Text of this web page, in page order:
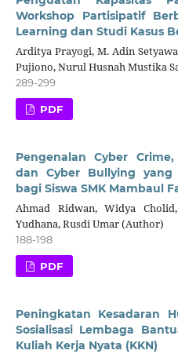
Workshop Partisipatif
Learning dan Studi Kasus
Arditya Prayogi, M. Adin
Pujiono, Nurul Husnah Mustika
289-299
PDF
Pengenalan Cyber
dan Cyber Bullying
bagi Siswa SMK Mambaul
Ahmad Ridwan, Widya
Yudhana, Rusdi Umar (Author)
188-198
PDF
Peningkatan Kesadaran
Sosialisasi Lembaga
Kuliah Kerja Nyata (KKN)